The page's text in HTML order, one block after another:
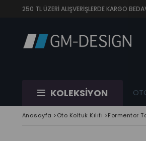
250 TL ÜZERİ ALIŞVERİŞLERDE KARGO
KOLEKSİYON
Anasayfa >Oto Koltuk Kılıfı >Formentor